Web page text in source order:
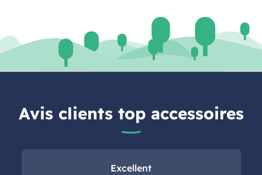
Avis clients top accessoires
Excellent